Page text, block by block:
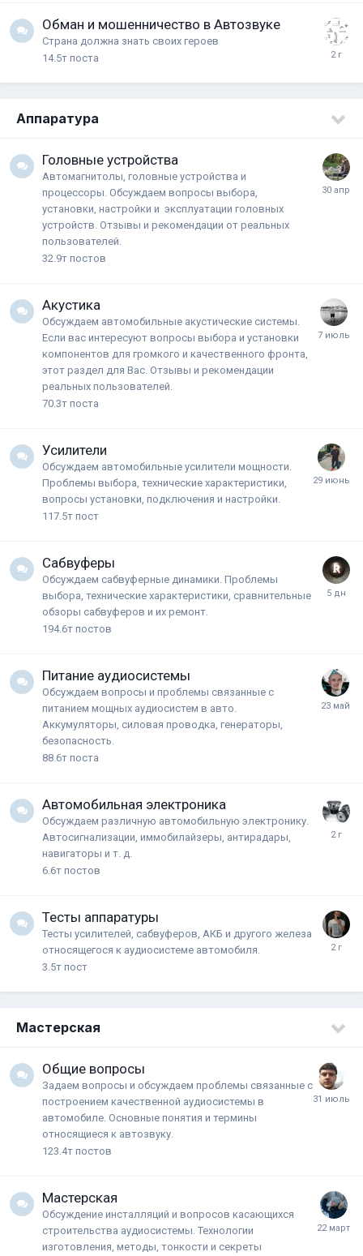
Обман и мошенничество в Автозвуке
Страна должна знать своих героев
14.5т поста
Аппаратура
Головные устройства
Автомагнитолы, головные устройства и
процессоры. Обсуждаем вопросы выбора,
установки, настройки и эксплуатации головных
устройств. Отзывы и рекомендации от реальных
пользователей.
32.9т постов
Акустика
Обсуждаем автомобильные акустические системы.
Если вас интересуют вопросы выбора и установки
компонентов для громкого и качественного фронта,
этот раздел для Вас. Отзывы и рекомендации
реальных пользователей.
70.3т поста
Усилители
Обсуждаем автомобильные усилители мощности.
Проблемы выбора, технические характеристики,
вопросы установки, подключения и настройки.
117.5т пост
Сабвуферы
Обсуждаем сабвуферные динамики. Проблемы
выбора, технические характеристики, сравнительные
обзоры сабвуферов и их ремонт.
194.6т постов
Питание аудиосистемы
Обсуждаем вопросы и проблемы связанные с
питанием мощных аудиосистем в авто.
Аккумуляторы, силовая проводка, генераторы,
безопасность.
88.6т поста
Автомобильная электроника
Обсуждаем различную автомобильную электронику.
Автосигнализации, иммобилайзеры, антирадары,
навигаторы и т. д.
6.6т постов
Тесты аппаратуры
Тесты усилителей, сабвуферов, АКБ и другого железа
относящегося к аудиосистеме автомобиля.
3.5т пост
Мастерская
Общие вопросы
Задаем вопросы и обсуждаем проблемы связанные с
построением качественной аудиосистемы в
автомобиле. Основные понятия и термины
относящиеся к автозвуку.
123.4т постов
Мастерская
Обсуждение инсталляций и вопросов касающихся
строительства аудиосистемы. Технологии
изготовления, методы, тонкости и секреты